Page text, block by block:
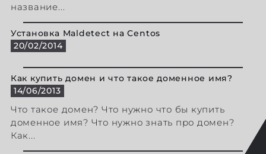
название...
Установка Maldetect на Centos
20/02/2014
Как купить домен и что такое доменное имя?
14/06/2013
Что такое домен? Что нужно что бы купить
доменное имя? Что нужно знать про домен?
Как...